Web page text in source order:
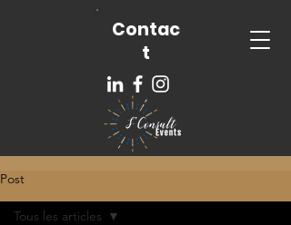
Contac
t
Post
Tous les articles